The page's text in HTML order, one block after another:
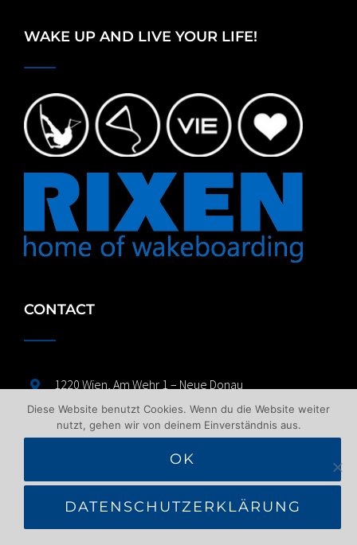
WAKE UP AND LIVE YOUR LIFE!
CONTACT
1220 Wien, Am Wehr 1 – Neue Donau
+43 676 518 2711
Diese Website benutzt Cookies. Wenn du die Website weiter
nutzt, gehen wir von deinem Einverständnis aus.
OK
DATENSCHUTZERKLÄRUNG